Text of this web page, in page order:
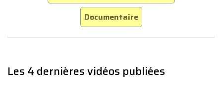
Documentaire
Les 4 dernières vidéos publiées